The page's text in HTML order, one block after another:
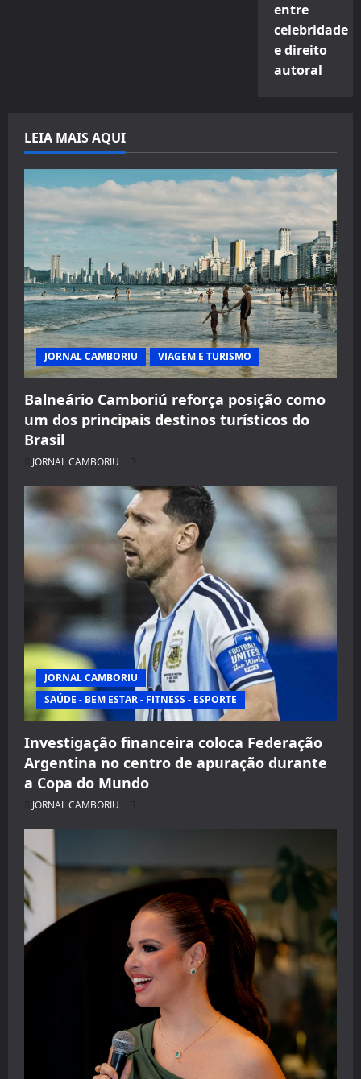
entre
celebridade
e direito
autoral
LEIA MAIS AQUI
JORNAL CAMBORIU VIAGEM E TURISMO
Balneário Camboriú reforça posição como
um dos principais destinos turísticos do
Brasil
JORNAL CAMBORIU
JORNAL CAMBORIU
SAÚDE - BEM ESTAR - FITNESS - ESPORTE
Investigação financeira coloca Federação
Argentina no centro de apuração durante
a Copa do Mundo
JORNAL CAMBORIU